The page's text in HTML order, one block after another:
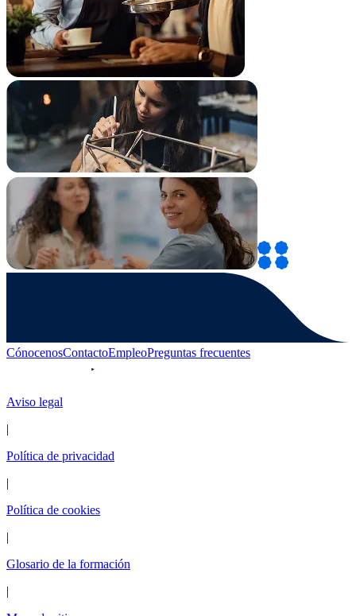
CónocenosContactoEmpleoPreguntas frecuentes
Aviso legal
|
Política de privacidad
|
Política de cookies
|
Glosario de la formación
|